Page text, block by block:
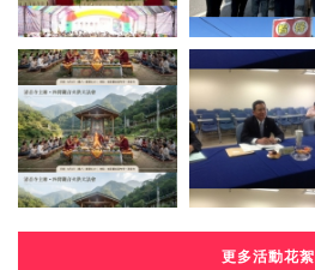
更多活動花絮